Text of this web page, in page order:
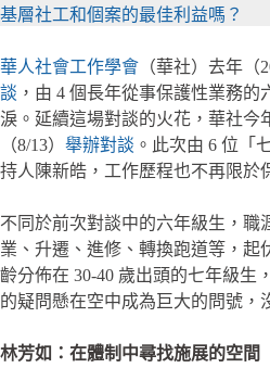
基層社工和個案的最佳利益嗎？
華人社會工作學會 （華社）去年（
談 ，由 4 個長年從事保護性業務
淚。延續這場對談的火花，華社今
（8/13） 舉辦對談 。此次由 6 位「
持人陳新皓，工作歷程也不再限於
不同於前次對談中的六年級生，職
業、升遷、進修、轉換跑道等，起
齡分佈在 30-40 歲出頭的七年級生
的疑問懸在空中成為巨大的問號，
林芳如：在體制中尋找施展的空間